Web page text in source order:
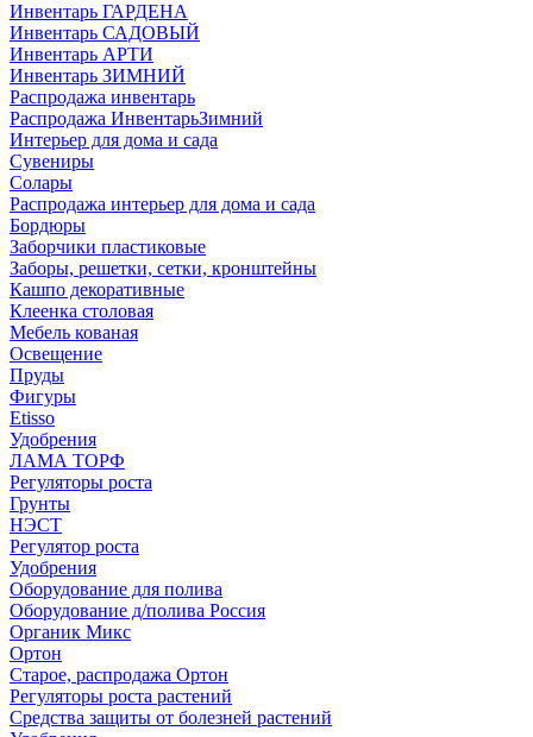
Инвентарь ГАРДЕНА
Инвентарь САДОВЫЙ
Инвентарь АРТИ
Инвентарь ЗИМНИЙ
Распродажа инвентарь
Распродажа ИнвентарьЗимний
Интерьер для дома и сада
Сувениры
Солары
Распродажа интерьер для дома и сада
Бордюры
Заборчики пластиковые
Заборы, решетки, сетки, кронштейны
Кашпо декоративные
Клеенка столовая
Мебель кованая
Освещение
Пруды
Фигуры
Etisso
Удобрения
ЛАМА ТОРФ
Регуляторы роста
Грунты
НЭСТ
Регулятор роста
Удобрения
Оборудование для полива
Оборудование д/полива Россия
Органик Микс
Ортон
Старое, распродажа Ортон
Регуляторы роста растений
Средства защиты от болезней растений